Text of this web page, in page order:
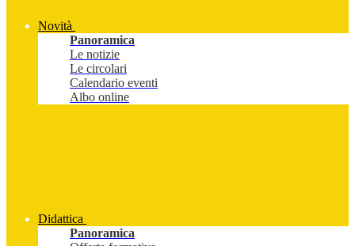
Novità
Panoramica
Le notizie
Le circolari
Calendario eventi
Albo online
Didattica
Panoramica